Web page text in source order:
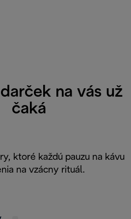
na vás už
čaká
ktoré každú pauzu na kávu
na vzácny rituál.